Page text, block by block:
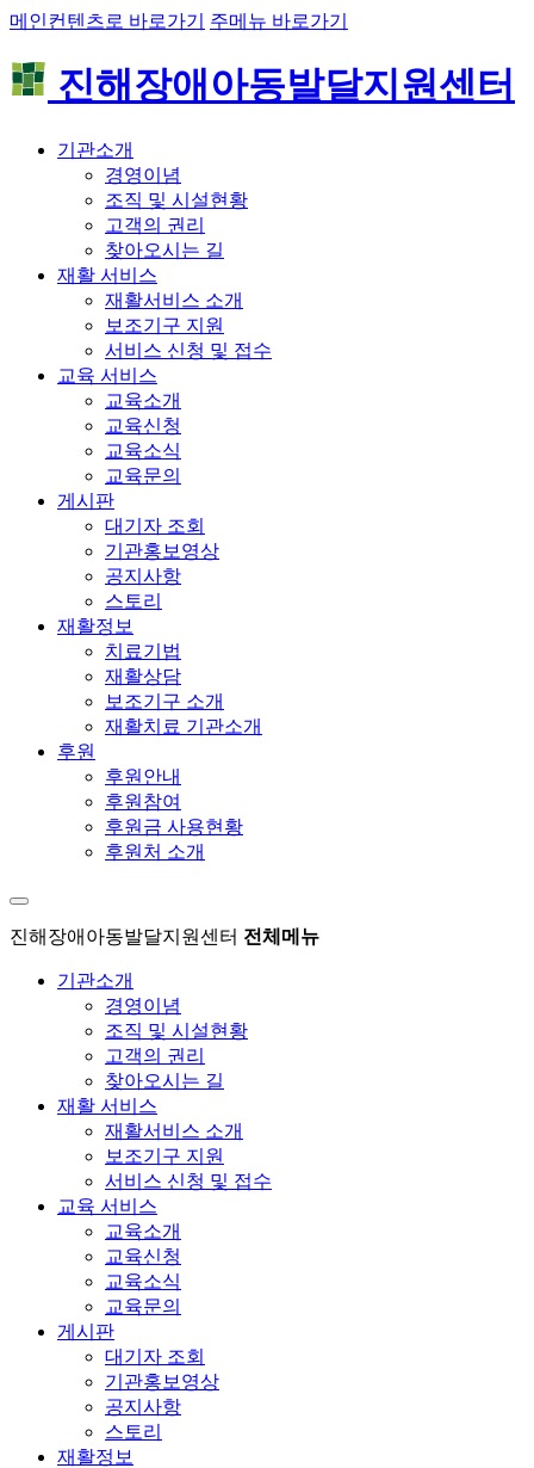
메인컨텐츠로 바로가기 주메뉴 바로가기
진해장애아동발달지원센터
기관소개
경영이념
조직 및 시설현황
고객의 권리
찾아오시는 길
재활 서비스
재활서비스 소개
보조기구 지원
서비스 신청 및 접수
교육 서비스
교육소개
교육신청
교육소식
교육문의
게시판
대기자 조회
기관홍보영상
공지사항
스토리
재활정보
치료기법
재활상담
보조기구 소개
재활치료 기관소개
후원
후원안내
후원참여
후원금 사용현황
후원처 소개
진해장애아동발달지원센터 전체메뉴
기관소개
경영이념
조직 및 시설현황
고객의 권리
찾아오시는 길
재활 서비스
재활서비스 소개
보조기구 지원
서비스 신청 및 접수
교육 서비스
교육소개
교육신청
교육소식
교육문의
게시판
대기자 조회
기관홍보영상
공지사항
스토리
재활정보